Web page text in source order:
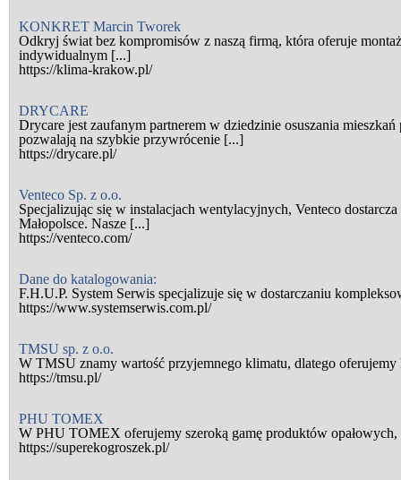
KONKRET Marcin Tworek
Odkryj świat bez kompromisów z naszą firmą, która oferuje
indywidualnym [...]
https://klima-krakow.pl/
DRYCARE
Drycare jest zaufanym partnerem w dziedzinie osuszania
pozwalają na szybkie przywrócenie [...]
https://drycare.pl/
Venteco Sp. z o.o.
Specjalizując się w instalacjach wentylacyjnych, Venteco
Małopolsce. Nasze [...]
https://venteco.com/
Dane do katalogowania:
F.H.U.P. System Serwis specjalizuje się w dostarczaniu
https://www.systemserwis.com.pl/
TMSU sp. z o.o.
W TMSU znamy wartość przyjemnego klimatu, dlatego
https://tmsu.pl/
PHU TOMEX
W PHU TOMEX oferujemy szeroką gamę produktów
https://superekogroszek.pl/